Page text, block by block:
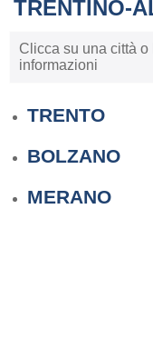
TRENTINO-
Clicca su una città
informazioni
TRENTO
BOLZANO
MERANO